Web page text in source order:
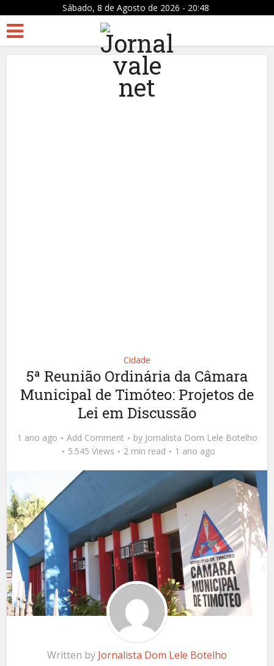
Sábado, 8 de Agosto de 2026 - 20:48
Cidade
5ª Reunião Ordinária da Câmara
Municipal de Timóteo: Projetos de
Lei em Discussão
1 ano ago Add Comment by Jornalista Dom Lele Botelho
5.545 Views
2 min read 1 ano ago
Written by Jornalista Dom Lele Botelho